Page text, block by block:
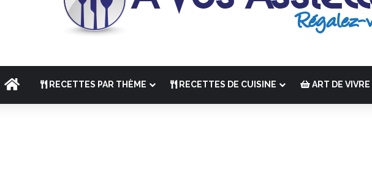
ACCUEILRECETTES PAR THÈME RECETTES DE CUISINE ART DE VIVRE